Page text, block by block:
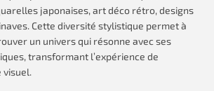
japonaises, art déco rétro, designs
Cette diversité stylistique permet à
un univers qui résonne avec ses
transformant l’expérience de
visuel.